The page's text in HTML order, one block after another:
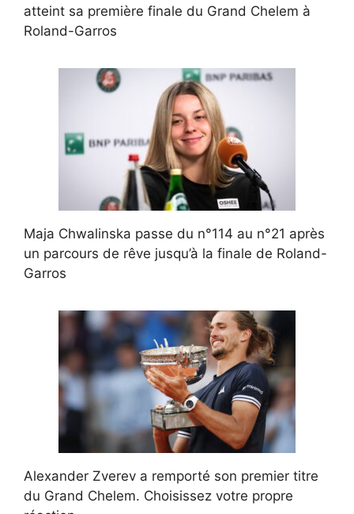
atteint sa première finale du Grand Chelem à
Roland-Garros
Maja Chwalinska passe du n°114 au n°21 après
un parcours de rêve jusqu’à la finale de Roland-
Garros
Alexander Zverev a remporté son premier titre
du Grand Chelem. Choisissez votre propre